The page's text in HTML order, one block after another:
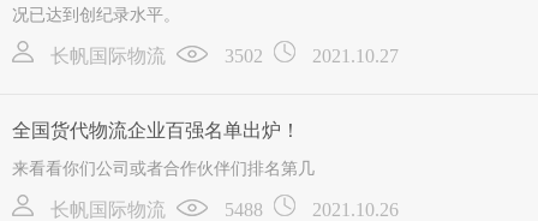
况已达到创纪录水平。
长帆国际物流 3502 2021.10.27
全国货代物流企业百强名单出炉！
来看看你们公司或者合作伙伴们排名第几
长帆国际物流 5488 2021.10.26